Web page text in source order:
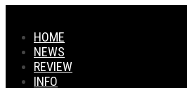
HOME
NEWS
REVIEW
INFO